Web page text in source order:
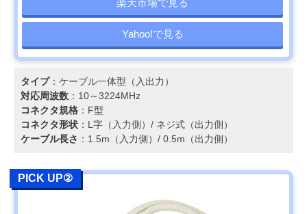
Yahoo!で見る
タイプ：ケーブル一体型（入出力）
対応周波数 ：10～3224MHz
コネクタ規格 ：F型
コネクタ形状 ：L字（入力側）/ ネジ式（出力側）
ケーブル長さ ：1.5m（入力側）/ 0.5m（出力側）
PICK UP②